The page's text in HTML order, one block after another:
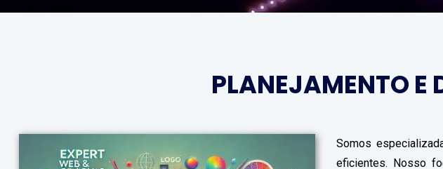
PLANEJAMENTO E
Somos
eficientes. Nosso